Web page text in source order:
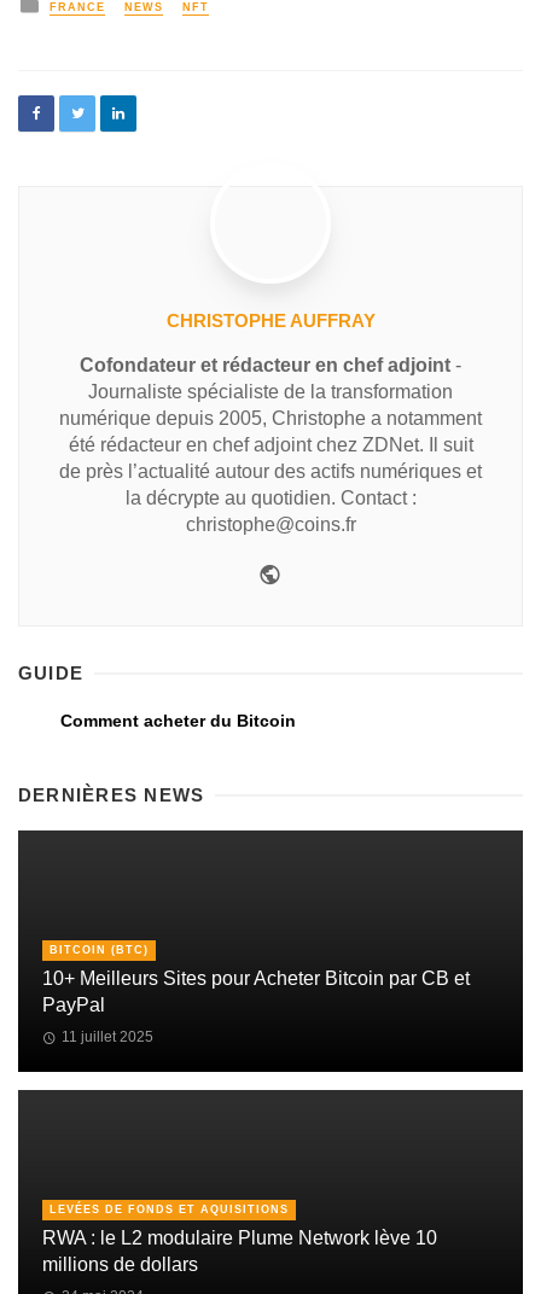
FRANCE NEWS NFT
CHRISTOPHE AUFFRAY
Cofondateur et rédacteur en chef adjoint -
Journaliste spécialiste de la transformation
numérique depuis 2005, Christophe a notamment
été rédacteur en chef adjoint chez ZDNet. Il suit
de près l’actualité autour des actifs numériques et
la décrypte au quotidien. Contact :
christophe@coins.fr
GUIDE
Comment acheter du Bitcoin
DERNIÈRES NEWS
BITCOIN (BTC)
10+ Meilleurs Sites pour Acheter Bitcoin par CB et
PayPal
11 juillet 2025
LEVÉES DE FONDS ET AQUISITIONS
RWA : le L2 modulaire Plume Network lève 10
millions de dollars